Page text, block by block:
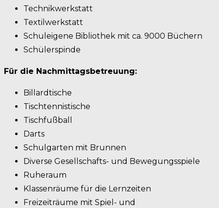
Technikwerkstatt
Textilwerkstatt
Schuleigene Bibliothek mit ca. 9000 Büchern
Schülerspinde
Für die Nachmittagsbetreuung:
Billardtische
Tischtennistische
Tischfußball
Darts
Schulgarten mit Brunnen
Diverse Gesellschafts- und Bewegungsspiele
Ruheraum
Klassenräume für die Lernzeiten
Freizeiträume mit Spiel- und